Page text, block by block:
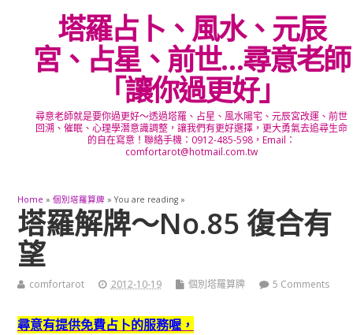
塔羅占卜、風水、元辰
宮、占星、前世…尋意老師
「讓你過更好」
尋意老師就是要你過更好～透過塔羅、占星、風水陽宅、元辰宮改運、前世
回溯、催眠、心理學潛意識調整，讓我們有更好選擇，更大勇氣去追尋生命
的自在寫意！聯絡手機：0912-485-598，Email：
comfortarot@hotmail.com.tw
Home » 個別塔羅算牌 » You are reading »
塔羅解牌～No.85 復合有
望
comfortarot 2012-10-19 個別塔羅算牌 5 Comments
尋意有提供免費占卜的服務喔，